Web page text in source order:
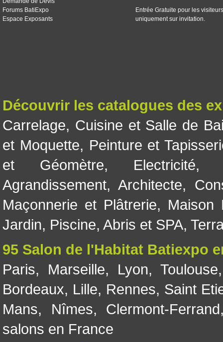
Forums BatiExpo
Espace Exposants
Entrée Gratuite pour les visiteurs
uniquement sur invitation.
Découvrir les catalogues des
Carrelage, Cuisine et Salle de
et Moquette, Peinture et
et Géomètre, Electricité
Agrandissement, Architecte,
Maçonnerie et Plâtrerie, Maison
Jardin, Piscine, Abris et SPA,
95 Salon de l'Habitat Batiexpo
Paris, Marseille, Lyon, Toulouse
Bordeaux, Lille, Rennes, Saint
Mans, Nîmes, Clermont-Ferrand
salons en France